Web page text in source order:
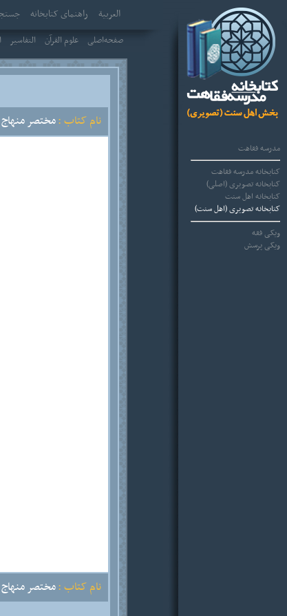
مدرسه فقاهت
کتابخانه مدرسه فقاهت
کتابخانه تصویری (اصلی)
کتابخانه اهل سنت
کتابخانه تصویری (اهل سنت)
ویکی فقه
ویکی پرسش
العربیة راهنمای کتابخانه
صفحه‌اصلی علوم القرآن التفاسير
نام کتاب :مختصر
نام کتاب :مختصر